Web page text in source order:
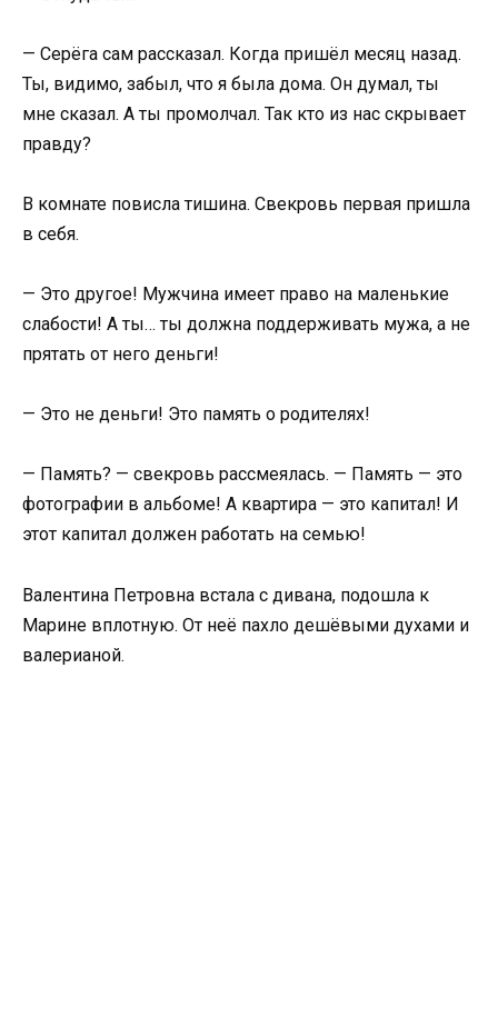
— Серёга сам рассказал. Когда пришёл месяц назад.
Ты, видимо, забыл, что я была дома. Он думал, ты
мне сказал. А ты промолчал. Так кто из нас скрывает
правду?
В комнате повисла тишина. Свекровь первая пришла
в себя.
— Это другое! Мужчина имеет право на маленькие
слабости! А ты… ты должна поддерживать мужа, а не
прятать от него деньги!
— Это не деньги! Это память о родителях!
— Память? — свекровь рассмеялась. — Память — это
фотографии в альбоме! А квартира — это капитал! И
этот капитал должен работать на семью!
Валентина Петровна встала с дивана, подошла к
Марине вплотную. От неё пахло дешёвыми духами и
валерианой.